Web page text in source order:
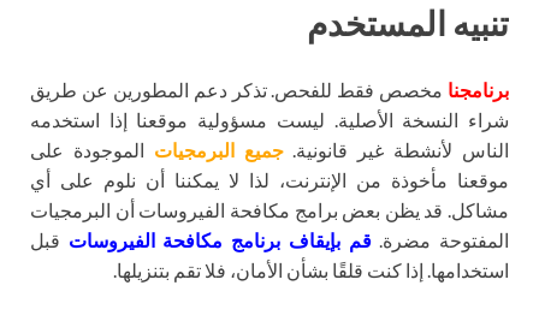
تنبيه المستخدم
برنامجنا مخصص فقط للفحص. تذكر دعم المطورين عن طريق
شراء النسخة الأصلية. ليست مسؤولية موقعنا إذا استخدمه
الناس لأنشطة غير قانونية.جميع البرمجيات الموجودة على
موقعنا مأخوذة من الإنترنت، لذا لا يمكننا أن نلوم على أي
مشاكل. قد يظن بعض برامج مكافحة الفيروسات أن البرمجيات
المفتوحة مضرة.قم بإيقاف برنامج مكافحة الفيروسات قبل
استخدامها. إذا كنت قلقًا بشأن الأمان، فلا تقم بتنزيلها.